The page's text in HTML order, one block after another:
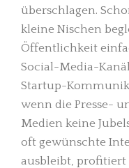
überschlagen.
kleine Nischen
Öffentlichkeit
Social-Media-
Startup-
wenn die Presse-
Medien keine
oft gewünschte
ausbleibt, profitiert